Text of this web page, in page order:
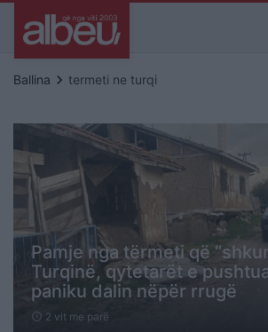
Ballina keyboard_arrow_right termeti ne turqi
Pamje nga tërmeti që
Turqinë, qytetarët e
paniku dalin nëpër rrugë
schedule 2 vit me parë